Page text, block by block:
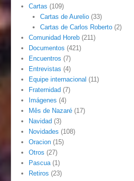
Cartas (109)
Cartas de Aurelio(33)
Cartas de Carlos Roberto(2)
Comunidad Horeb (211)
Documentos (421)
Encuentros (7)
Entrevistas (4)
Equipe internacional (11)
Fraternidad (7)
Imágenes (4)
Mês de Nazaré (17)
Navidad (3)
Novidades (108)
Oracion (15)
Otros (27)
Pascua (1)
Retiros (23)